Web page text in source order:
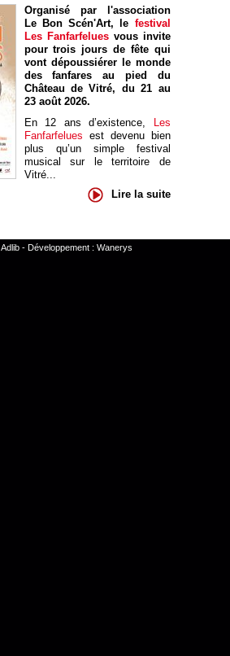
Organisé par l'association
Le Bon Scén'Art, le festival
Les Fanfarfelues vous invite
pour trois jours de fête qui
vont dépoussiérer le monde
des fanfares au pied du
Château de Vitré, du 21 au
23 août 2026.
En 12 ans d’existence, Les
Fanfarfelues est devenu bien
plus qu’un simple festival
musical sur le territoire de
Vitré...
Lire la suite
Adlib- Développement : Wanerys